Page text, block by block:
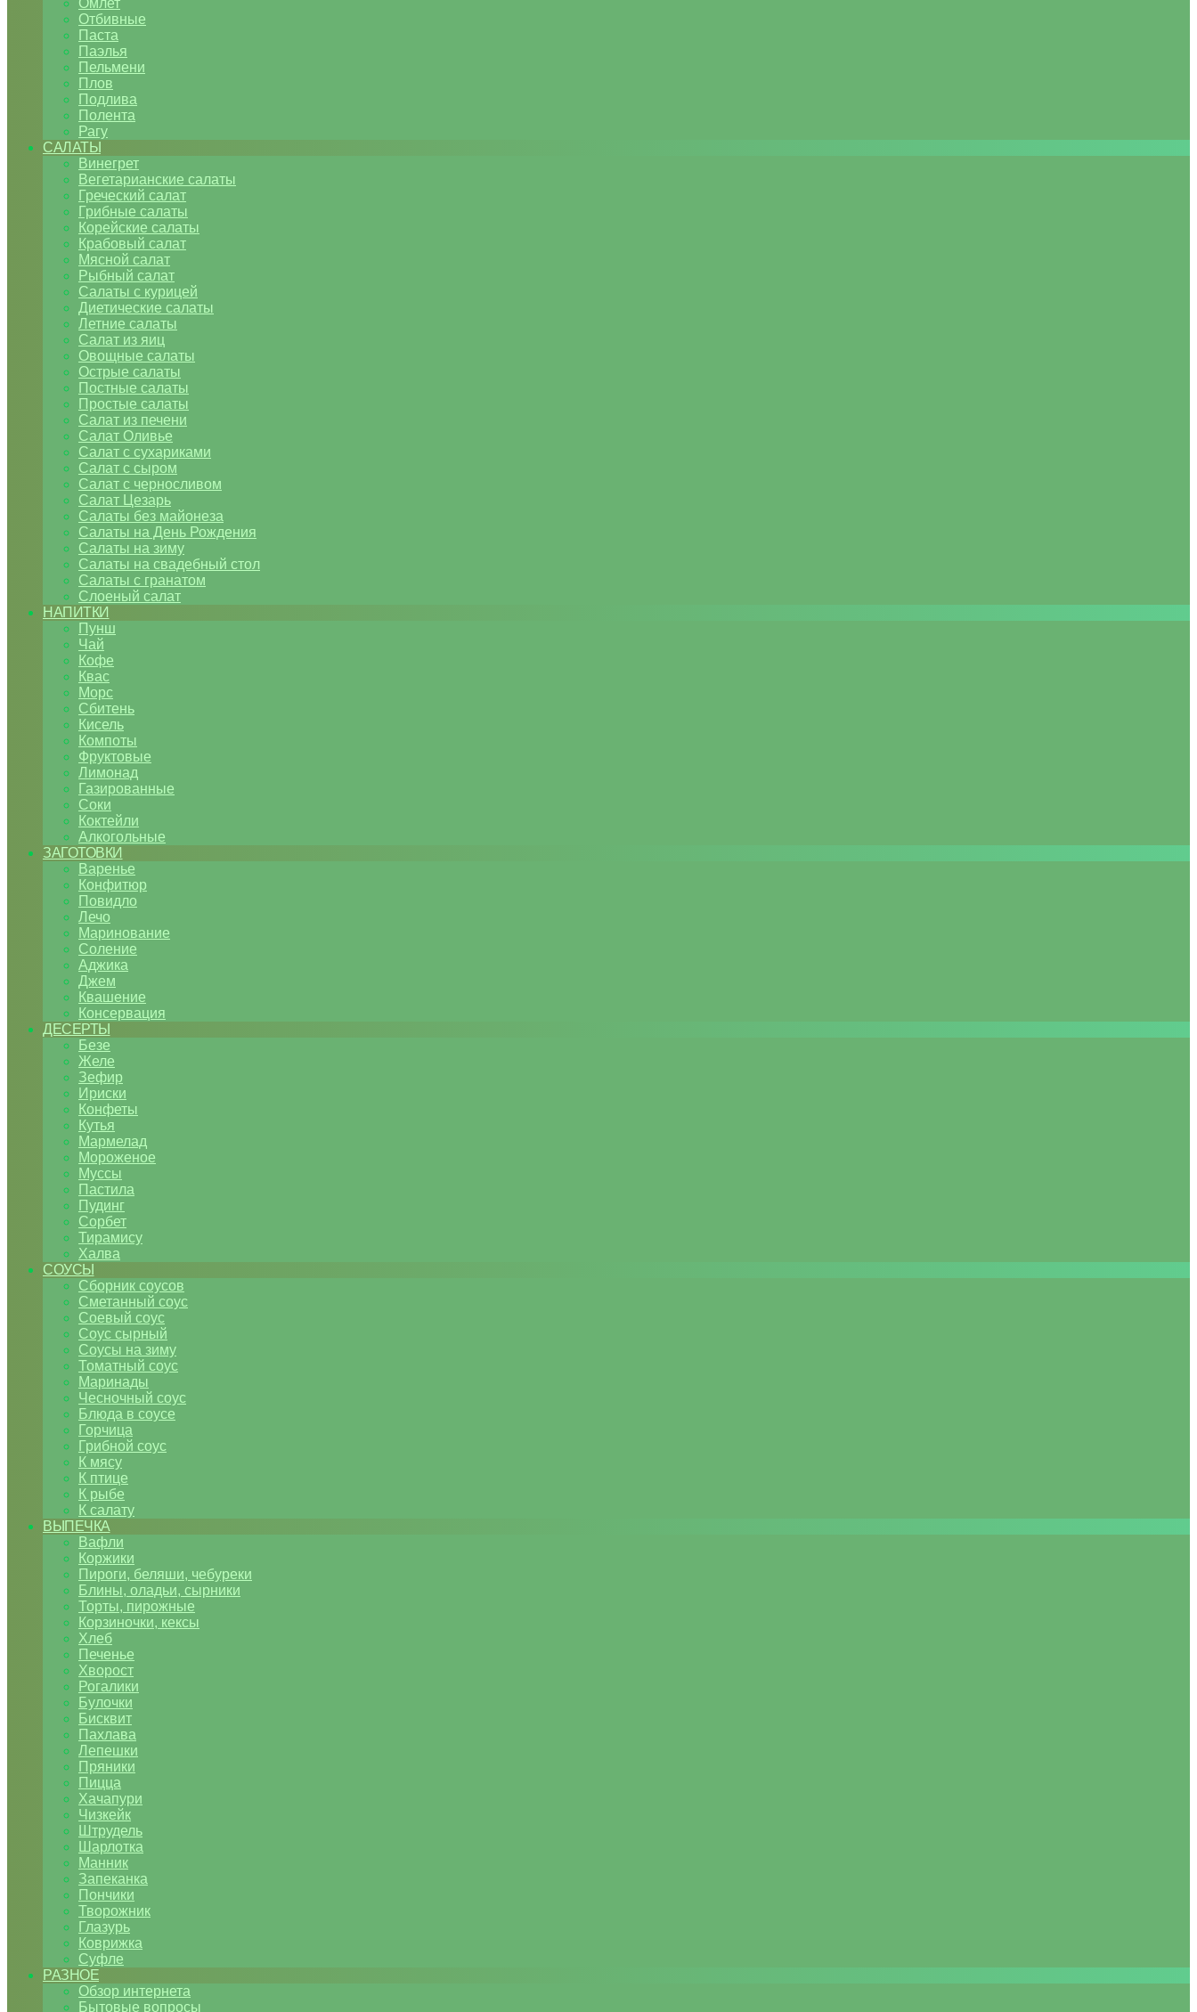
Омлет
Отбивные
Паста
Паэлья
Пельмени
Плов
Подлива
Полента
Рагу
САЛАТЫ
Винегрет
Вегетарианские салаты
Греческий салат
Грибные салаты
Корейские салаты
Крабовый салат
Мясной салат
Рыбный салат
Салаты с курицей
Диетические салаты
Летние салаты
Салат из яиц
Овощные салаты
Острые салаты
Постные салаты
Простые салаты
Салат из печени
Салат Оливье
Салат с сухариками
Салат с сыром
Салат с черносливом
Салат Цезарь
Салаты без майонеза
Салаты на День Рождения
Салаты на зиму
Салаты на свадебный стол
Салаты с гранатом
Слоеный салат
НАПИТКИ
Пунш
Чай
Кофе
Квас
Морс
Сбитень
Кисель
Компоты
Фруктовые
Лимонад
Газированные
Соки
Коктейли
Алкогольные
ЗАГОТОВКИ
Варенье
Конфитюр
Повидло
Лечо
Маринование
Соление
Аджика
Джем
Квашение
Консервация
ДЕСЕРТЫ
Безе
Желе
Зефир
Ириски
Конфеты
Кутья
Мармелад
Мороженое
Муссы
Пастила
Пудинг
Сорбет
Тирамису
Халва
СОУСЫ
Сборник соусов
Сметанный соус
Соевый соус
Соус сырный
Соусы на зиму
Томатный соус
Маринады
Чесночный соус
Блюда в соусе
Горчица
Грибной соус
К мясу
К птице
К рыбе
К салату
ВЫПЕЧКА
Вафли
Коржики
Пироги, беляши, чебуреки
Блины, оладьи, сырники
Торты, пирожные
Корзиночки, кексы
Хлеб
Печенье
Хворост
Рогалики
Булочки
Бисквит
Пахлава
Лепешки
Пряники
Пицца
Хачапури
Чизкейк
Штрудель
Шарлотка
Манник
Запеканка
Пончики
Творожник
Глазурь
Коврижка
Суфле
РАЗНОЕ
Обзор интернета
Бытовые вопросы